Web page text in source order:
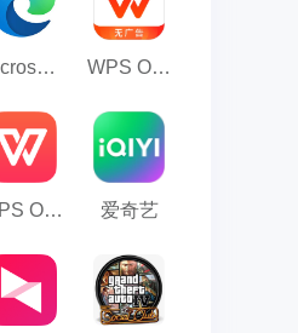
Microsoft Edge浏览器 WPS Office
WPS Office 2023 爱奇艺